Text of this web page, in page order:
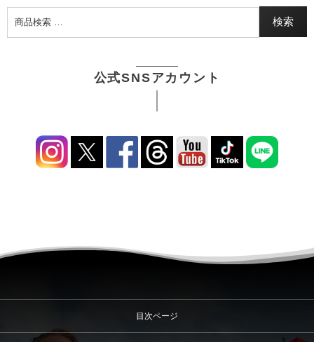
検索
公式SNSアカウント
目次ページ